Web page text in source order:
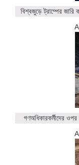
বিশ্বজুড়ে ট্রাম্পের জারি
গণঅধিকারকর্মীদের